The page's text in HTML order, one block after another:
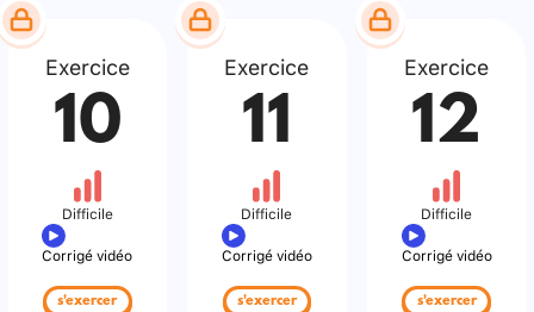
Exercice
10
Difficile
Corrigé vidéo
s'exercer
Exercice
11
Difficile
Corrigé vidéo
s'exercer
Exercice
12
Difficile
Corrigé vidéo
s'exercer